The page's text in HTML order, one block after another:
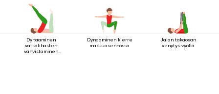
Dynaaminen
vatsalihasten
vahvistaminen
Dynaaminen kierre
makuuasennossa
Jalan takaosan
venytys vyöllä